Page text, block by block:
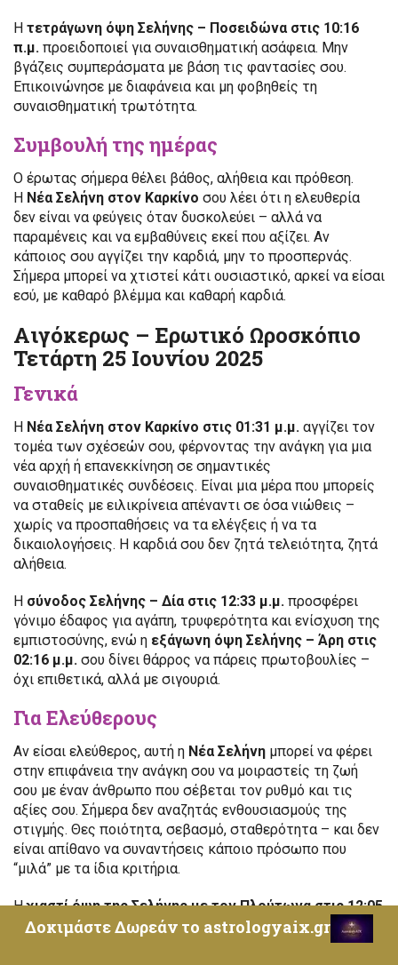
Η τετράγωνη όψη Σελήνης – Ποσειδώνα στις 10:16
π.μ. προειδοποιεί για συναισθηματική ασάφεια. Μην
βγάζεις συμπεράσματα με βάση τις φαντασίες σου.
Επικοινώνησε με διαφάνεια και μη φοβηθείς τη
συναισθηματική τρωτότητα.
Συμβουλή της ημέρας
Ο έρωτας σήμερα θέλει βάθος, αλήθεια και πρόθεση.
Η Νέα Σελήνη στον Καρκίνο σου λέει ότι η ελευθερία
δεν είναι να φεύγεις όταν δυσκολεύει – αλλά να
παραμένεις και να εμβαθύνεις εκεί που αξίζει. Αν
κάποιος σου αγγίζει την καρδιά, μην το προσπερνάς.
Σήμερα μπορεί να χτιστεί κάτι ουσιαστικό, αρκεί να είσαι
εσύ, με καθαρό βλέμμα και καθαρή καρδιά.
Αιγόκερως – Ερωτικό Ωροσκόπιο
Τετάρτη 25 Ιουνίου 2025
Γενικά
Η Νέα Σελήνη στον Καρκίνο στις 01:31 μ.μ. αγγίζει τον
τομέα των σχέσεών σου, φέρνοντας την ανάγκη για μια
νέα αρχή ή επανεκκίνηση σε σημαντικές
συναισθηματικές συνδέσεις. Είναι μια μέρα που μπορείς
να σταθείς με ειλικρίνεια απέναντι σε όσα νιώθεις –
χωρίς να προσπαθήσεις να τα ελέγξεις ή να τα
δικαιολογήσεις. Η καρδιά σου δεν ζητά τελειότητα, ζητά
αλήθεια.
Η σύνοδος Σελήνης – Δία στις 12:33 μ.μ. προσφέρει
γόνιμο έδαφος για αγάπη, τρυφερότητα και ενίσχυση της
εμπιστοσύνης, ενώ η εξάγωνη όψη Σελήνης – Άρη στις
02:16 μ.μ. σου δίνει θάρρος να πάρεις πρωτοβουλίες –
όχι επιθετικά, αλλά με σιγουριά.
Για Ελεύθερους
Αν είσαι ελεύθερος, αυτή η Νέα Σελήνη μπορεί να φέρει
στην επιφάνεια την ανάγκη σου να μοιραστείς τη ζωή
σου με έναν άνθρωπο που σέβεται τον ρυθμό και τις
αξίες σου. Σήμερα δεν αναζητάς ενθουσιασμούς της
στιγμής. Θες ποιότητα, σεβασμό, σταθερότητα – και δεν
είναι απίθανο να συναντήσεις κάποιο πρόσωπο που
“μιλά” με τα ίδια κριτήρια.
Ηχιαστί όψη της Σελήνης με τον Πλούτωνα στις 12:05
μ.μ., που αφορά και σένα άμεσα, σε καλεί να σπάσεις
έναν παλιό εσωτερικό μηχανισμό ελέγχου: τον φόβο πως
Δοκιμάστε Δωρεάν το astrologyaix.gr